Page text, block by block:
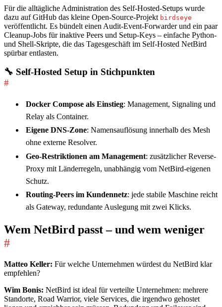
Für die alltägliche Administration des Self-Hosted-Setups wurde
dazu auf GitHub das kleine Open-Source-Projekt birdseye
veröffentlicht. Es bündelt einen Audit-Event-Forwarder und ein paar
Cleanup-Jobs für inaktive Peers und Setup-Keys – einfache Python-
und Shell-Skripte, die das Tagesgeschäft im Self-Hosted NetBird
spürbar entlasten.
🔧 Self-Hosted Setup in Stichpunkten
#
Docker Compose als Einstieg: Management, Signaling und
Relay als Container.
Eigene DNS-Zone: Namensauflösung innerhalb des Mesh
ohne externe Resolver.
Geo-Restriktionen am Management: zusätzlicher Reverse-
Proxy mit Länderregeln, unabhängig vom NetBird-eigenen
Schutz.
Routing-Peers im Kundennetz: jede stabile Maschine reicht
als Gateway, redundante Auslegung mit zwei Klicks.
Wem NetBird passt – und wem weniger
#
Matteo Keller: Für welche Unternehmen würdest du NetBird klar
empfehlen?
Wim Bonis: NetBird ist ideal für verteilte Unternehmen: mehrere
Standorte, Road Warrior, viele Services, die irgendwo gehostet